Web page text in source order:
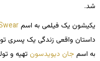
شد.
یکیشون یک فیلمی به اسم
داستان واقعی زندگی یک پسری
به اسم جان دیویدسونتهیه و